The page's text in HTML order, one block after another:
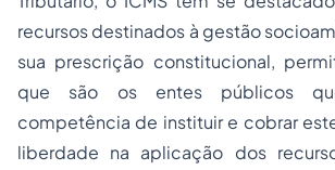
recursos destinados à gestão
sua prescrição constitucional,
que são os entes públicos
competência de instituir e cobrar
liberdade na aplicação dos